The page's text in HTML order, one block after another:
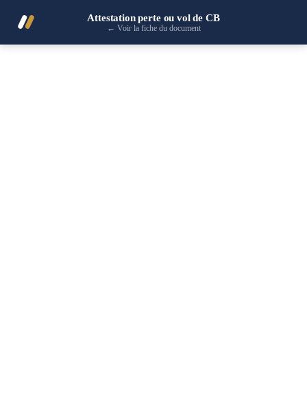
Attestation perte ou vol de CB
← Voir la fiche du document